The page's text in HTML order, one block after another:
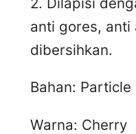
anti gores, anti
dibersihkan.
Bahan: Particle
Warna: Cherry